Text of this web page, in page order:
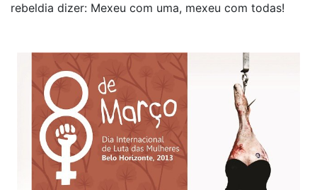
rebeldia dizer: Mexeu com uma, mexeu com todas!